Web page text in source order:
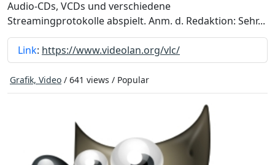
Audio-CDs, VCDs und verschiedene
Streamingprotokolle abspielt. Anm. d. Redaktion: Sehr...
Link: https://www.videolan.org/vlc/
Grafik, Video / 641 views / Popular